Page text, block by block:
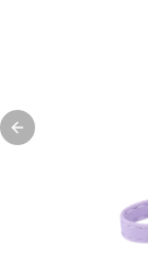
Previous slide